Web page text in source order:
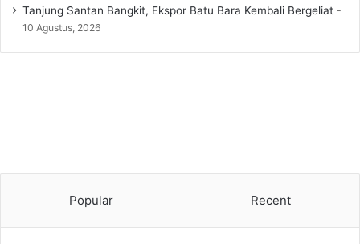
Tanjung Santan Bangkit, Ekspor Batu Bara Kembali Bergeliat
10 Agustus, 2026
Popular Recent